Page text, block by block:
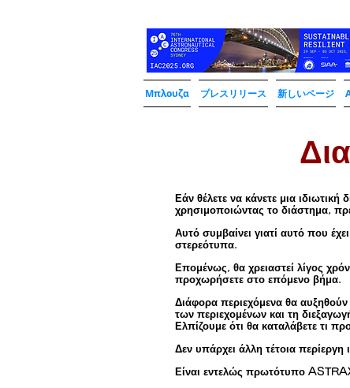
Μπλουζα プレスリリース 新しいページ
Εάν θέλετε να κάνετε μια
χρησιμοποιώντας το διάστημα,
Αυτό συμβαίνει γιατί αυτό που
στερεότυπα.
Επομένως, θα χρειαστεί λίγος
προχωρήσετε στο επόμενο βήμα.
Διάφορα περιεχόμενα θα
των περιεχομένων και τη
Ελπίζουμε ότι θα καταλάβετε τι
Δεν υπάρχει άλλη τέτοια περίεργη
Είναι εντελώς πρωτότυπο